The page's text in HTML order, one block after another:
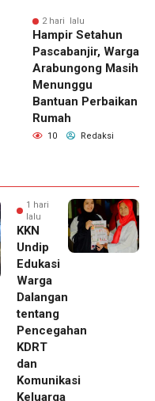
2 hari lalu
Hampir Setahun
Pascabanjir, Warga
Arabungong Masih
Menunggu
Bantuan Perbaikan
Rumah
10 Redaksi
1 hari
lalu
KKN
Undip
Edukasi
Warga
Dalangan
tentang
Pencegahan
KDRT
dan
Komunikasi
Keluarga